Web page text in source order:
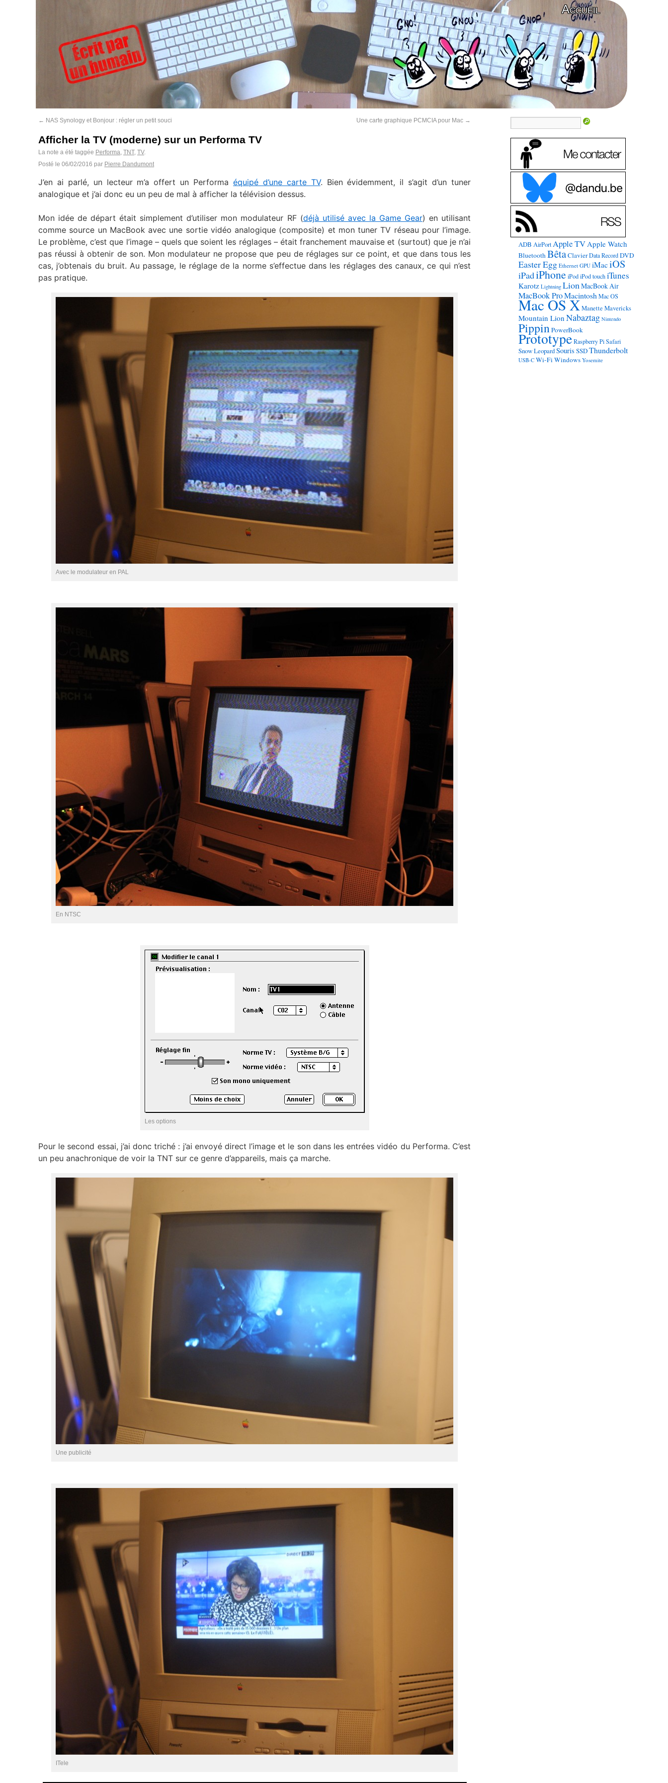
Accueil
← NAS Synology et Bonjour : régler un petit souci Une carte graphique PCMCIA pour Mac →
Afficher la TV (moderne) sur un Performa TV
La note a été taggée Performa, TNT, TV.
Posté le 06/02/2016 par Pierre Dandumont
J’en ai parlé, un lecteur m’a offert un Performa équipé d’une carte TV. Bien évidemment, il s’agit d’un tuner
analogique et j’ai donc eu un peu de mal à afficher la télévision dessus.
Mon idée de départ était simplement d’utiliser mon modulateur RF (déjà utilisé avec la Game Gear) en utilisant
comme source un MacBook avec une sortie vidéo analogique (composite) et mon tuner TV réseau pour l’image.
Le problème, c’est que l’image – quels que soient les réglages – était franchement mauvaise et (surtout) que je n’ai
pas réussi à obtenir de son. Mon modulateur ne propose que peu de réglages sur ce point, et que dans tous les
cas, j’obtenais du bruit. Au passage, le réglage de la norme s’effectue dans les réglages des canaux, ce qui n’est
pas pratique.
Avec le modulateur en PAL
En NTSC
Les options
Pour le second essai, j’ai donc triché : j’ai envoyé direct l’image et le son dans les entrées vidéo du Performa. C’est
un peu anachronique de voir la TNT sur ce genre d’appareils, mais ça marche.
Une publicité
ITele
ADB AirPort Apple TVApple Watch
BluetoothBêtaClavier Data Record DVD
Easter Egg Ethernet GPU iMaciOS
iPadiPhone iPod iPod touch iTunes
Karotz Lightning LionMacBook Air
MacBook ProMacintosh Mac OS
Mac OS X Manette Mavericks
Mountain Lion Nabaztag Nintendo
PippinPowerBook
Prototype Raspberry Pi Safari
Snow LeopardSouris SSDThunderbolt
USB-C Wi-FiWindows Yosemite